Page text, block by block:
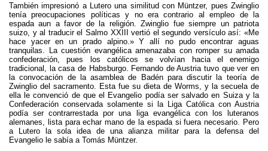
También impresionó a Lutero una similitud con Müntzer, pues Zwinglio
tenía preocupaciones políticas y no era contrario al empleo de la
espada aun a favor de la religión. Zwinglio fue siempre un patriota
suizo, y al traducir el Salmo XXIII vertió el segundo versículo así: «Me
hace yacer en un prado alpino.» Y allí no pudo encontrar aguas
tranquilas. La cuestión evangélica amenazaba con romper su amada
confederación, pues los católicos se volvían hacia el enemigo
tradicional, la casa de Habsburgo. Fernando de Austria tuvo que ver en
la convocación de la asamblea de Badén para discutir la teoría de
Zwinglio del sacramento. Esta fue su dieta de Worms, y la secuela de
ella le convenció de que el Evangelio podía ser salvado en Suiza y la
Confederación conservada solamente si la Liga Católica con Austria
podía ser contrarrestada por una liga evangélica con los luteranos
alemanes, lista para echar mano de la espada si fuera necesario. Pero
a Lutero la sola idea de una alianza militar para la defensa del
Evangelio le sabía a Tomás Müntzer.